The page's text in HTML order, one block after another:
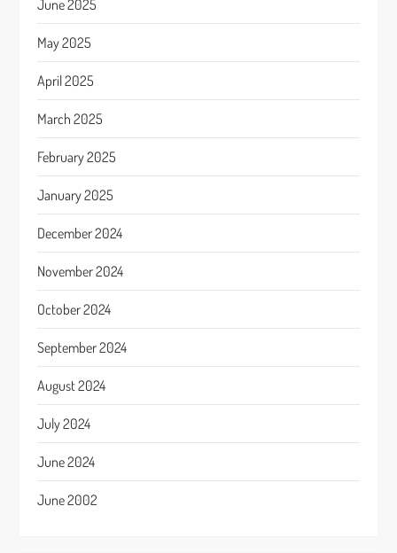
June 2025
May 2025
April 2025
March 2025
February 2025
January 2025
December 2024
November 2024
October 2024
September 2024
August 2024
July 2024
June 2024
June 2002